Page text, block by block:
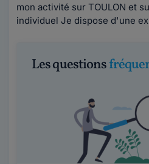
mon activité sur TOULON et
individuel Je dispose d'une
Les questions